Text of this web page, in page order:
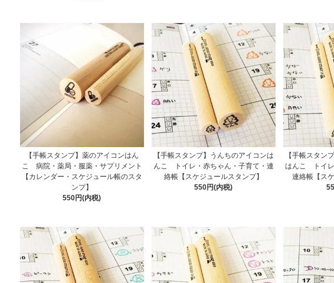
【手帳スタンプ】薬のアイコンはん
こ 病院・薬局・服薬・サプリメント
【カレンダー・スケジュール帳のスタ
ンプ】
550円(内税)
【手帳スタンプ】うんちのアイコンは
んこ トイレ・赤ちゃん・子育て・連
絡帳【スケジュールスタンプ】
550円(内税)
【手帳スタン
はんこ トイレ
連絡帳【ス